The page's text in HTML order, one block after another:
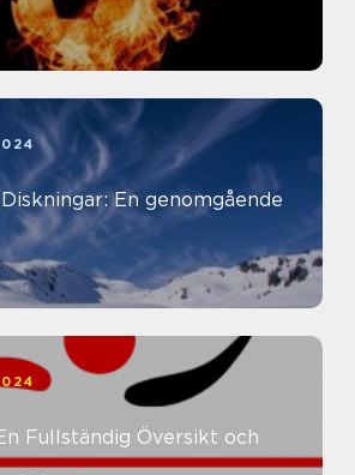
En genomgående
Fullständig Översikt och